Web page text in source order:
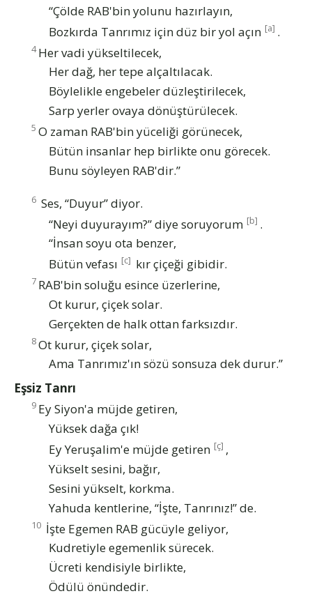
“Çölde RAB'bin yolunu hazırlayın,
Bozkırda Tanrımız için düz bir yol açın [a] .
4 Her vadi yükseltilecek,
Her dağ, her tepe alçaltılacak.
Böylelikle engebeler düzleştirilecek,
Sarp yerler ovaya dönüştürülecek.
5 O zaman RAB'bin yüceliği görünecek,
Bütün insanlar hep birlikte onu görecek.
Bunu söyleyen RAB'dir.”
6 Ses, “Duyur” diyor.
“Neyi duyurayım?” diye soruyorum [b] .
“İnsan soyu ota benzer,
Bütün vefası [c] kır çiçeği gibidir.
7 RAB'bin soluğu esince üzerlerine,
Ot kurur, çiçek solar.
Gerçekten de halk ottan farksızdır.
8Ot kurur, çiçek solar,
Ama Tanrımız'ın sözü sonsuza dek durur.”
Eşsiz Tanrı
9 Ey Siyon'a müjde getiren,
Yüksek dağa çık!
Ey Yeruşalim'e müjde getiren [ç] ,
Yükselt sesini, bağır,
Sesini yükselt, korkma.
Yahuda kentlerine, “İşte, Tanrınız!” de.
10 İşte Egemen RAB gücüyle geliyor,
Kudretiyle egemenlik sürecek.
Ücreti kendisiyle birlikte,
Ödülü önündedir.